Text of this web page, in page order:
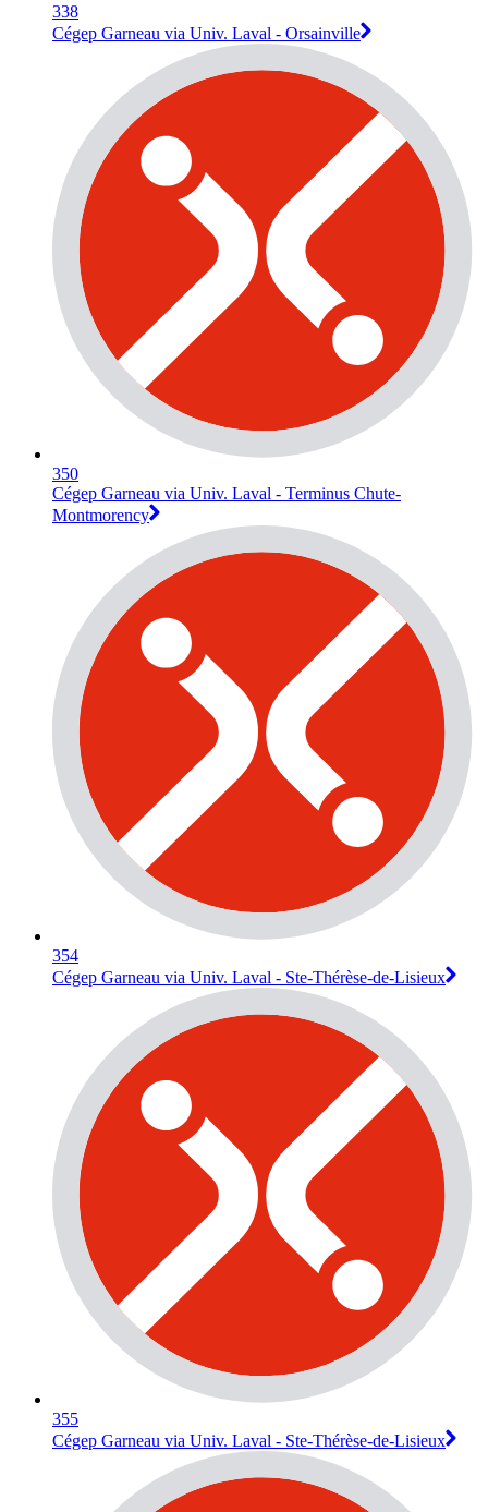
338
Cégep Garneau via Univ. Laval - Orsainville
350
Cégep Garneau via Univ. Laval - Terminus Chute-
Montmorency
354
Cégep Garneau via Univ. Laval - Ste-Thérèse-de-Lisieux
355
Cégep Garneau via Univ. Laval - Ste-Thérèse-de-Lisieux